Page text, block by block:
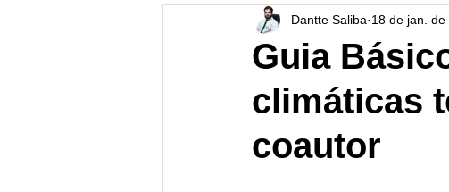
licenciamento online MPF CGU
Guia
climáticas
coautor
Dantte Saliba 18 de jan. de